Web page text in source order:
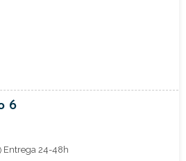
6
Entrega 24-48h